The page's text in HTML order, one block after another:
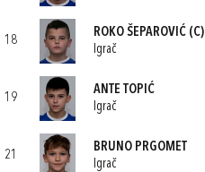
18
ROKO ŠEPAROVIĆ (C)
Igrač
19
ANTE TOPIĆ
Igrač
21
BRUNO PRGOMET
Igrač